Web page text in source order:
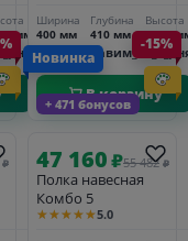
мм
Ширина
400 мм
Глубина
410 мм
Высота
1225
В корзину
₽
+ 471 бонусов
Новинка
-15%
47 160₽55 482 ₽
Полка навесная
Комбо 5
★★★★★5.0